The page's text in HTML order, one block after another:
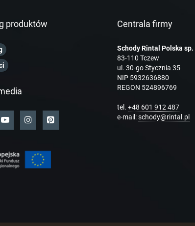
produktów Centrala firmy
Schody Rintal Polska sp.
83-110 Tczew
ul. 30-go Stycznia 35
NIP 5932636880
REGON 524896769
tel. +48 601 912 487
e-mail:schody@rintal.pl